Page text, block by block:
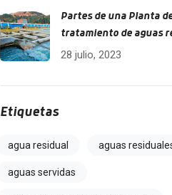
Partes de una Planta
tratamiento de aguas
28 julio, 2023
Etiquetas
agua residual aguas
aguas servidas